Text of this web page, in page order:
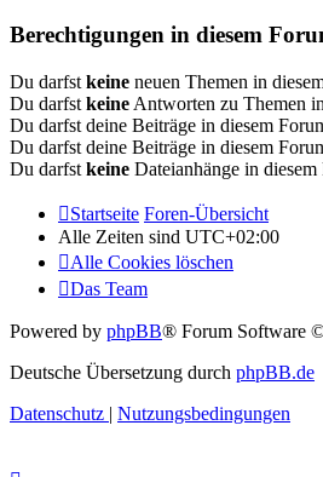
Berechtigungen in diesem
Du darfst keine neuen Themen in
Du darfst keine Antworten zu Themen
Du darfst deine Beiträge in diesem
Du darfst deine Beiträge in diesem
Du darfst keine Dateianhänge in diesem
Startseite Foren-Übersicht
Alle Zeiten sind UTC+02:00
Alle Cookies löschen
Das Team
Powered by phpBB® Forum Software
Deutsche Übersetzung durch phpBB.de
Datenschutz | Nutzungsbedingungen